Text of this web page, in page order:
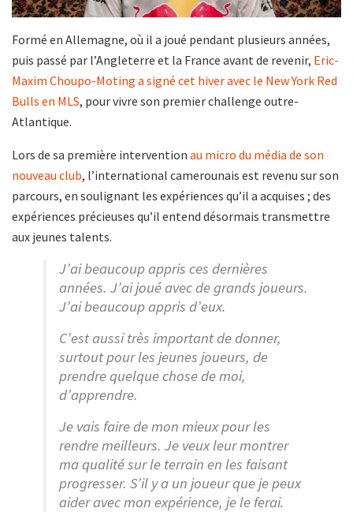
Formé en Allemagne, où il a joué pendant plusieurs années,
puis passé par l’Angleterre et la France avant de revenir, Eric-
Maxim Choupo-Moting a signé cet hiver avec le New York Red
Bulls en MLS, pour vivre son premier challenge outre-
Atlantique.
Lors de sa première intervention au micro du média de son
nouveau club, l’international camerounais est revenu sur son
parcours, en soulignant les expériences qu’il a acquises ; des
expériences précieuses qu’il entend désormais transmettre
aux jeunes talents.
J’ai beaucoup appris ces dernières
années. J’ai joué avec de grands joueurs.
J’ai beaucoup appris d’eux.
C’est aussi très important de donner,
surtout pour les jeunes joueurs, de
prendre quelque chose de moi,
d’apprendre.
Je vais faire de mon mieux pour les
rendre meilleurs. Je veux leur montrer
ma qualité sur le terrain en les faisant
progresser. S’il y a un joueur que je peux
aider avec mon expérience, je le ferai.